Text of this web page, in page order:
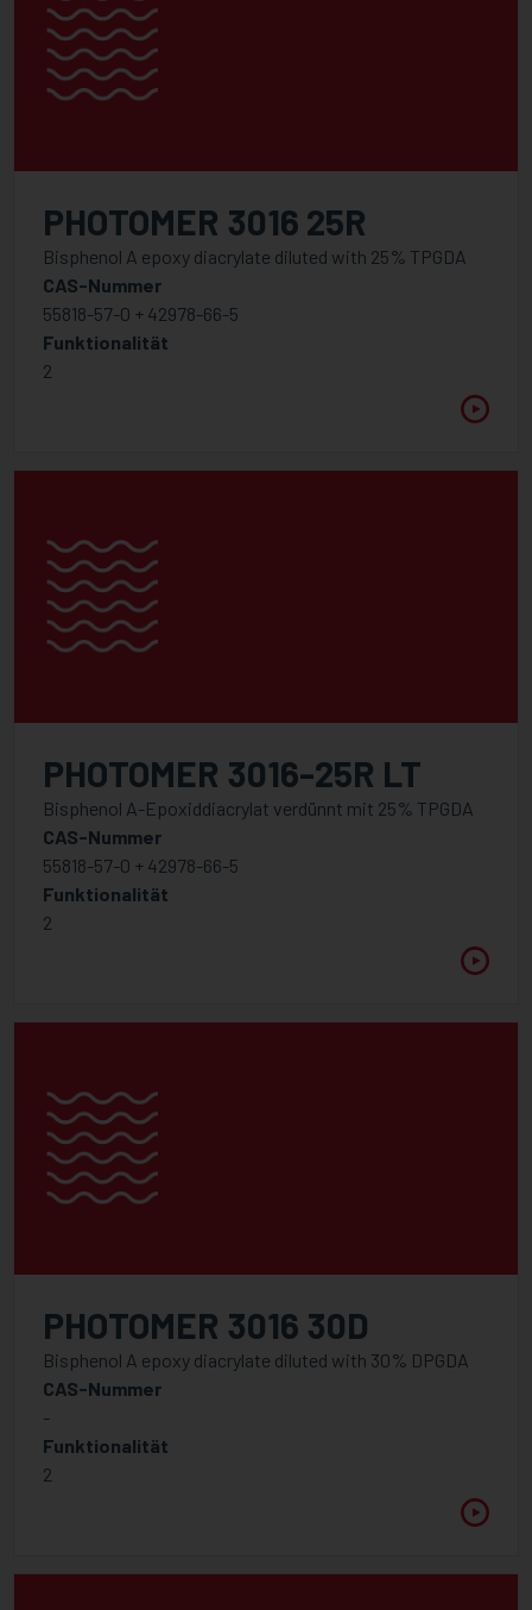
PHOTOMER 3016 25R
Bisphenol A epoxy diacrylate diluted with 25% TPGDA
CAS-Nummer
55818-57-0 + 42978-66-5
Funktionalität
2
PHOTOMER 3016-25R LT
Bisphenol A-Epoxiddiacrylat verdünnt mit 25% TPGDA
CAS-Nummer
55818-57-0 + 42978-66-5
Funktionalität
2
PHOTOMER 3016 30D
Bisphenol A epoxy diacrylate diluted with 30% DPGDA
CAS-Nummer
-
Funktionalität
2